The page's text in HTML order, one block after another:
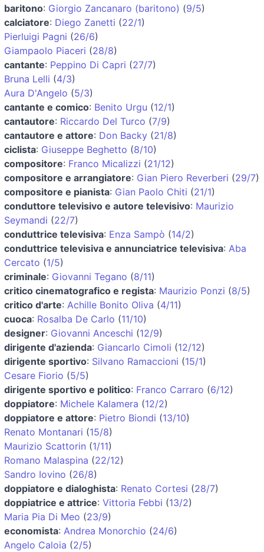
baritono: Giorgio Zancanaro (baritono) (9/5)
calciatore: Diego Zanetti (22/1)
Pierluigi Pagni (26/6)
Giampaolo Piaceri (28/8)
cantante: Peppino Di Capri (27/7)
Bruna Lelli (4/3)
Aura D'Angelo (5/3)
cantante e comico: Benito Urgu (12/1)
cantautore: Riccardo Del Turco (7/9)
cantautore e attore: Don Backy (21/8)
ciclista: Giuseppe Beghetto (8/10)
compositore: Franco Micalizzi (21/12)
compositore e arrangiatore: Gian Piero Reverberi (29/7)
compositore e pianista: Gian Paolo Chiti (21/1)
conduttore televisivo e autore televisivo: Maurizio
Seymandi (22/7)
conduttrice televisiva: Enza Sampò (14/2)
conduttrice televisiva e annunciatrice televisiva: Aba
Cercato (1/5)
criminale: Giovanni Tegano (8/11)
critico cinematografico e regista: Maurizio Ponzi (8/5)
critico d'arte: Achille Bonito Oliva (4/11)
cuoca: Rosalba De Carlo (11/10)
designer: Giovanni Anceschi (12/9)
dirigente d'azienda: Giancarlo Cimoli (12/12)
dirigente sportivo: Silvano Ramaccioni (15/1)
Cesare Fiorio (5/5)
dirigente sportivo e politico: Franco Carraro (6/12)
doppiatore: Michele Kalamera (12/2)
doppiatore e attore: Pietro Biondi (13/10)
Renato Montanari (15/8)
Maurizio Scattorin (1/11)
Romano Malaspina (22/12)
Sandro Iovino (26/8)
doppiatore e dialoghista: Renato Cortesi (28/7)
doppiatrice e attrice: Vittoria Febbi (13/2)
Maria Pia Di Meo (23/9)
economista: Andrea Monorchio (24/6)
Angelo Caloia (2/5)